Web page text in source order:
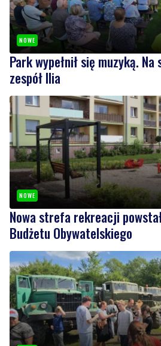
NOWE
Park wypełnił się muzyką.
zespół Ilia
NOWE
Nowa strefa rekreacji
Budżetu Obywatelskiego